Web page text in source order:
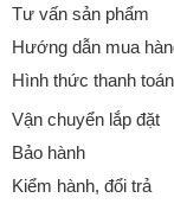
Tư vấn sản phẩm
Hướng dẫn mua
Hình thức thanh toán
Vận chuyển lắp đặt
Bảo hành
Kiểm hành, đổi trả